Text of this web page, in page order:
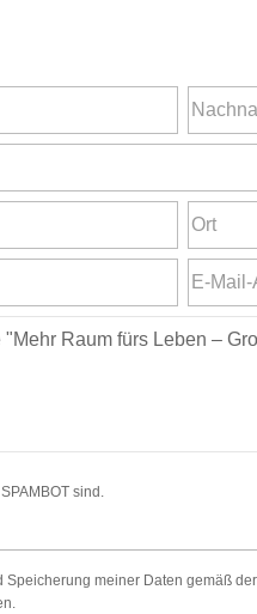
sind.
Speicherung meiner Daten gemäß